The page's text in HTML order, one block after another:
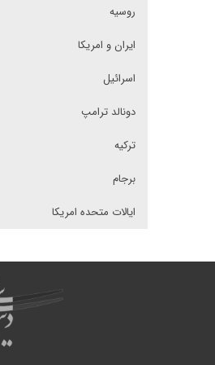
روسیه
ایران و امریکا
اسرائیل
دونالد ترامپ
ترکیه
برجام
ایالات متحده امریکا